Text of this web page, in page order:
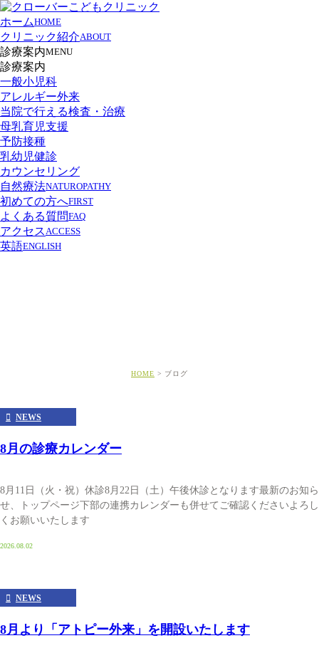
ホームHOME
クリニック紹介ABOUT
診療案内MENU
診療案内
一般小児科
アレルギー外来
当院で行える検査・治療
母乳育児支援
予防接種
乳幼児健診
カウンセリング
自然療法NATUROPATHY
初めての方へFIRST
よくある質問FAQ
アクセスACCESS
英語ENGLISH
HOME ブログ
NEWS
8月の診療カレンダー
8月11日（火・祝）休診8月22日（土）午後休診となります最新のお知ら
せ、トップページ下部の連携カレンダーも併せてご確認くださいよろし
くお願いいたします
2026.08.02
NEWS
8月より「アトピー外来」を開設いたします